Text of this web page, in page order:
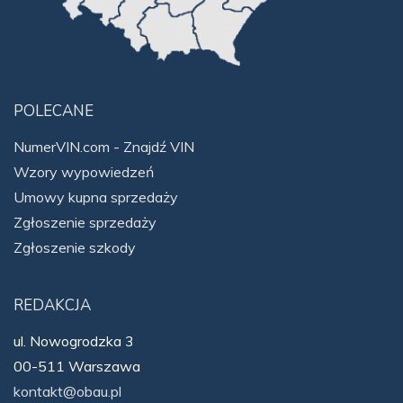
POLECANE
NumerVIN.com - Znajdź VIN
Wzory wypowiedzeń
Umowy kupna sprzedaży
Zgłoszenie sprzedaży
Zgłoszenie szkody
REDAKCJA
ul. Nowogrodzka 3
00-511 Warszawa
kontakt@obau.pl